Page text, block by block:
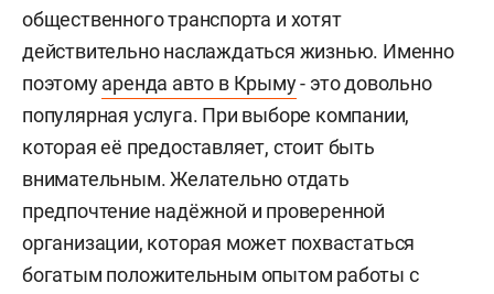
общественного транспорта и хотят
действительно наслаждаться жизнью. Именно
поэтомуаренда авто в Крыму- это довольно
популярная услуга. При выборе компании,
которая её предоставляет, стоит быть
внимательным. Желательно отдать
предпочтение надёжной и проверенной
организации, которая может похвастаться
богатым положительным опытом работы с